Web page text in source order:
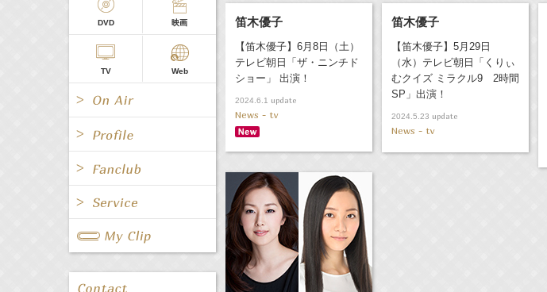
笛木優子
【笛木優子】6月8日（土）
テレビ朝日「ザ・ニンチド
ショー」 出演！
2024.6.1 update
News - tv
笛木優子
【笛木優子】5月29日
（水）テレビ朝日「くりぃ
むクイズ ミラクル9 2時間
SP」出演！
2024.5.23 update
News - tv
DVD 映画
TV Web
Radio
All 女優/タレント
グループ
キャスター/レポーター
All Fanclub Page
All 関連事業